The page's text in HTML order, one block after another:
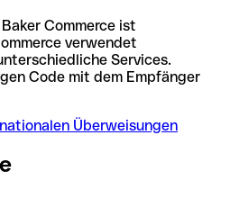
Commerce ist
verwendet
Services.
Code mit dem Empfänger
Überweisungen